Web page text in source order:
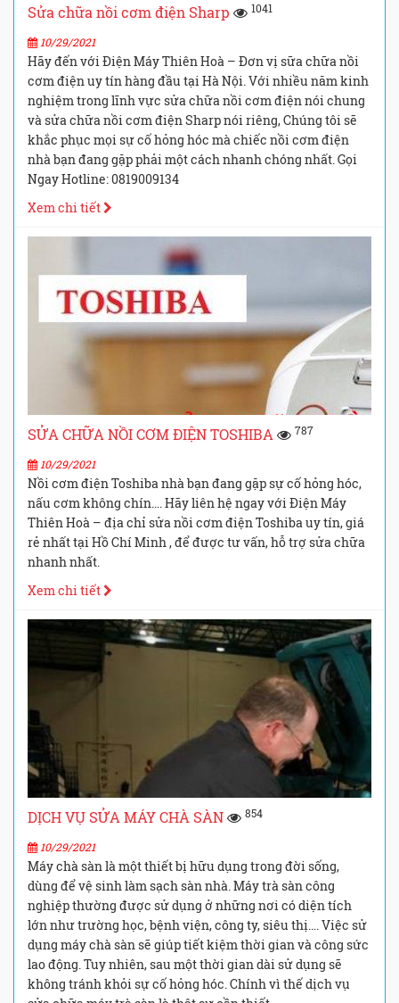
Sửa chữa nồi cơm điện Sharp 1041
10/29/2021
Hãy đến với Điện Máy Thiên Hoà – Đơn vị sữa chữa nồi
cơm điện uy tín hàng đầu tại Hà Nội. Với nhiều năm kinh
nghiệm trong lĩnh vực sửa chữa nồi cơm điện nói chung
và sửa chữa nồi cơm điện Sharp nói riêng, Chúng tôi sẽ
khắc phục mọi sự cố hỏng hóc mà chiếc nồi cơm điện
nhà bạn đang gặp phải một cách nhanh chóng nhất. Gọi
Ngay Hotline: 0819009134
Xem chi tiết
SỬA CHỮA NỒI CƠM ĐIỆN TOSHIBA 787
10/29/2021
Nồi cơm điện Toshiba nhà bạn đang gặp sự cố hỏng hóc,
nấu cơm không chín…. Hãy liên hệ ngay với Điện Máy
Thiên Hoà – địa chỉ sửa nồi cơm điện Toshiba uy tín, giá
rẻ nhất tại Hồ Chí Minh , để được tư vấn, hỗ trợ sửa chữa
nhanh nhất.
Xem chi tiết
DỊCH VỤ SỬA MÁY CHÀ SÀN 854
10/29/2021
Máy chà sàn là một thiết bị hữu dụng trong đời sống,
dùng để vệ sinh làm sạch sàn nhà. Máy trà sàn công
nghiệp thường được sử dụng ở những nơi có diện tích
lớn như trường học, bệnh viện, công ty, siêu thị…. Việc sử
dụng máy chà sàn sẽ giúp tiết kiệm thời gian và công sức
lao động. Tuy nhiên, sau một thời gian dài sử dụng sẽ
không tránh khỏi sự cố hỏng hóc. Chính vì thế dịch vụ